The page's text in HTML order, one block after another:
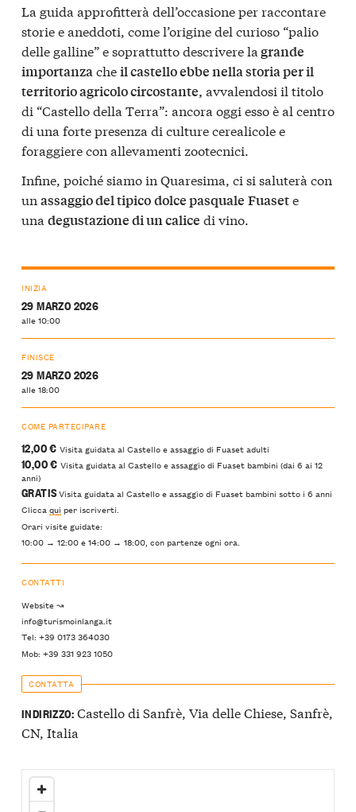
La guida approfitterà dell’occasione per raccontare
storie e aneddoti, come l’origine del curioso “palio
delle galline” e soprattutto descrivere la grande
importanzacheil castello ebbe nella storia per il
territorio agricolo circostante, avvalendosi il titolo
di “Castello della Terra”: ancora oggi esso è al centro
di una forte presenza di culture cerealicole e
foraggiere con allevamenti zootecnici.
Infine, poiché siamo in Quaresima, ci si saluterà con
un assaggio del tipicodolce pasquale Fuasete
una degustazione di un calice di vino.
INIZIA
29 MARZO 2026
alle 10:00
FINISCE
29 MARZO 2026
alle 18:00
COME PARTECIPARE
12,00 € Visita guidata al Castello e assaggio di Fuaset adulti
10,00 € Visita guidata al Castello e assaggio di Fuaset bambini (dai 6 ai 12
anni)
GRATISVisita guidata al Castello e assaggio di Fuaset bambini sotto i 6 anni
Cliccaqui per iscriverti.
Orari visite guidate:
10:00 → 12:00 e 14:00 → 18:00, con partenze ogni ora.
CONTATTI
Website ↝
info@turismoinlanga.it
Tel: +39 0173 364030
Mob: +39 331 923 1050
CONTATTA
INDIRIZZO:Castello di Sanfrè, Via delle Chiese, Sanfrè,
CN, Italia